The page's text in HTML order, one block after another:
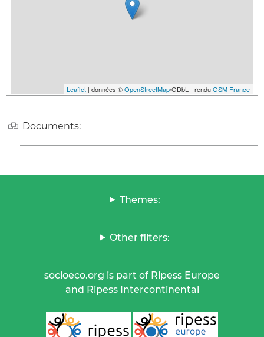
Leaflet | données ©OpenStreetMap/ODbL - renduOSM France
Documents:
Themes:
Other filters:
socioeco.org is part of Ripess Europe
and Ripess Intercontinental